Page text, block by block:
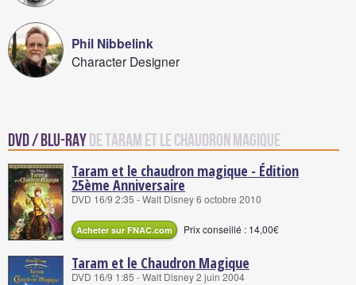
Phil Nibbelink
Character Designer
DVD / Blu-Rayde Taram et le chaudron magique
Taram et le chaudron magique - Édition
25ème Anniversaire
DVD 16/9 2:35 - Walt Disney 6 octobre 2010
Acheter sur FNAC.com Prix conseillé : 14,00€
Taram et le Chaudron Magique
DVD 16/9 1:85 - Walt Disney 2 juin 2004